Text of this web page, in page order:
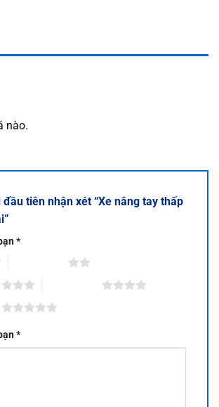
nào.
đầu tiên nhận xét “Xe nâng tay thấp
*
*